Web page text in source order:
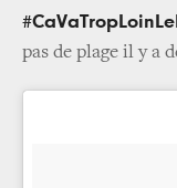
pas de plage il y a